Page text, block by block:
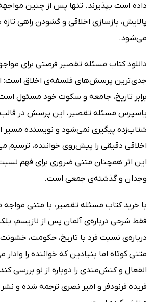
داده است بپذیرند. تنها پس از چنین
پالایش، بازسازی اخلاقی و گشودن راهی تازه
می‌شود.
دانلود کتاب مسئله تقصیر فرصتی برای
جدی‌ترین پرسش‌های فلسفه‌ی اخلاق است:
برابر تاریخ، جامعه و سکوت خود مسئول
یاسپرس مسئله تقصیر، این پرسش در
شتاب‌زده پیگیری نمی‌شود و نویسنده مسیر
اخلاقی دقیقی را پیش‌روی خواننده، ترسیم
این اثر همچنان متنی ضروری برای فهم
وجدان و گذشته‌ی جمعی است.
با خرید کتاب مسئله تقصیر، با متنی
فقط شرحی درباره‌ی آلمان پس از نازیسم،
درباره‌ی نسبت فرد با تاریخ، حکومت،
متنی کوتاه اما بنیادین که خواننده را
انفعال و کنش‌مندی را دوباره از نو بررسی
فریده فرنودفر و امیر نصری ترجمه شده و